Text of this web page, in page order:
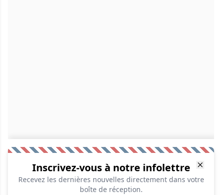
Inscrivez-vous à notre infolettre
Recevez les dernières nouvelles directement dans votre
boîte de réception.